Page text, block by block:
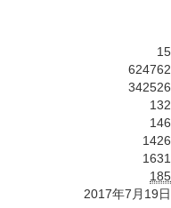
15
624762
342526
132
146
1426
1631
185
2017年7月19日